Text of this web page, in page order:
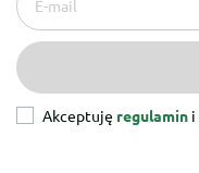
Akceptuję regulamin i